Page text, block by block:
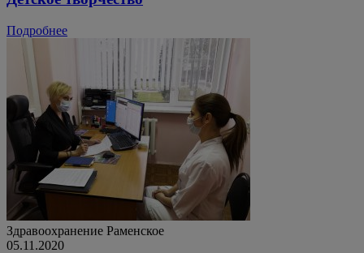
Подробнее
Здравоохранение Раменское
05.11.2020